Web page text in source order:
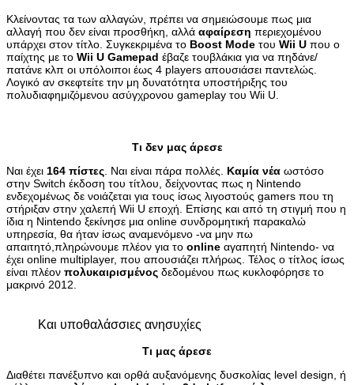
Κλείνοντας τα των αλλαγών, πρέπει να σημειώσουμε πως μια
αλλαγή που δεν είναι προσθήκη, αλλά αφαίρεση περιεχομένου
υπάρχει στον τίτλο. Συγκεκριμένα το Boost Mode του Wii U που ο
παίχτης με το Wii U Gamepad έβαζε τουβλάκια για να πηδάνε/
πατάνε κλπ οι υπόλοιποι έως 4 players απουσιάσει παντελώς.
Λογικό αν σκεφτείτε την μη δυνατότητα υποστήριξης του
πολυδιαφημιζόμενου ασύγχρονου gameplay του Wii U.
Τι δεν μας άρεσε
Ναι έχει 164 πίστες . Ναι είναι πάρα πολλές. Καμία νέα ωστόσο
στην Switch έκδοση του τίτλου, δείχνοντας πως η Nintendo
ενδεχομένως δε νοιάζεται για τους ίσως λιγοστούς gamers που τη
στήριξαν στην χαλεπή Wii U εποχή. Επίσης και από τη στιγμή που η
ίδια η Nintendo ξεκίνησε μια online συνδρομητική παρακαλώ
υπηρεσία, θα ήταν ίσως αναμενόμενο -να μην πω
απαιτητό,πληρώνουμε πλέον για το online αγαπητή Nintendo- να
έχει online multiplayer, που απουσιάζει πλήρως. Τέλος ο τίτλος ίσως
είναι πλέον πολυκαιρισμένος δεδομένου πως κυκλοφόρησε το
μακρινό 2012.
Και υποθαλάσσιες ανησυχίες
Τι μας άρεσε
Διαθέτει πανέξυπνο και ορθά αυξανόμενης δυσκολίας level design, ή